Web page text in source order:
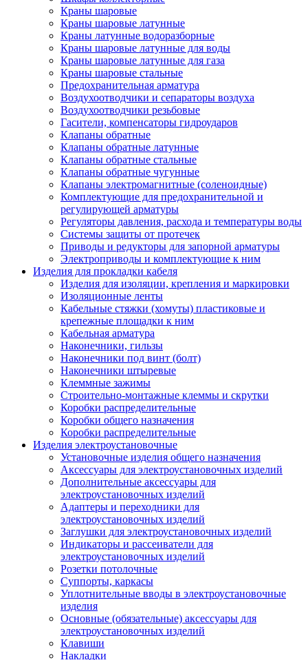
Краны шаровые
Краны шаровые латунные
Краны латунные водоразборные
Краны шаровые латунные для воды
Краны шаровые латунные для газа
Краны шаровые стальные
Предохранительная арматура
Воздухоотводчики и сепараторы воздуха
Воздухоотводчики резьбовые
Гасители, компенсаторы гидроударов
Клапаны обратные
Клапаны обратные латунные
Клапаны обратные стальные
Клапаны обратные чугунные
Клапаны электромагнитные (соленоидные)
Комплектующие для предохранительной и
регулирующей арматуры
Регуляторы давления, расхода и температуры воды
Системы защиты от протечек
Приводы и редукторы для запорной арматуры
Электроприводы и комплектующие к ним
Изделия для прокладки кабеля
Изделия для изоляции, крепления и маркировки
Изоляционные ленты
Кабельные стяжки (хомуты) пластиковые и
крепежные площадки к ним
Кабельная арматура
Наконечники, гильзы
Наконечники под винт (болт)
Наконечники штыревые
Клеммные зажимы
Строительно-монтажные клеммы и скрутки
Коробки распределительные
Коробки общего назначения
Коробки распределительные
Изделия электроустановочные
Установочные изделия общего назначения
Аксессуары для электроустановочных изделий
Дополнительные аксессуары для
электроустановочных изделий
Адаптеры и переходники для
электроустановочных изделий
Заглушки для электроустановочных изделий
Индикаторы и рассеиватели для
электроустановочных изделий
Розетки потолочные
Суппорты, каркасы
Уплотнительные вводы в электроустановочные
изделия
Основные (обязательные) аксессуары для
электроустановочных изделий
Клавиши
Накладки